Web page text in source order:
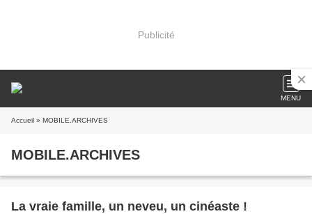
Publicité
MENU
Accueil » MOBILE.ARCHIVES
MOBILE.ARCHIVES
La vraie famille, un neveu, un cinéaste !